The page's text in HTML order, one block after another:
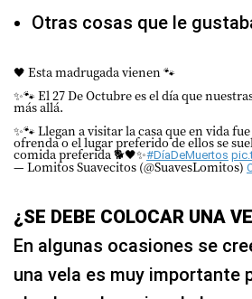
Otras cosas que le
🖤 Esta madrugada vienen 🐾
✨🐾 El 27 De Octubre es el día que
más allá.
✨🐾 Llegan a visitar la casa que en vida
ofrenda o el lugar preferido de ellos se
comida preferida 🐕🖤✨#DíaDeMuertos
— Lomitos Suavecitos (@SuavesLomitos)
¿SE DEBE COLOCAR UNA
En algunas ocasiones se
una vela es muy importante